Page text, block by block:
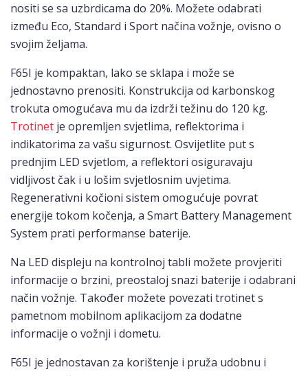
nositi se sa uzbrdicama do 20%. Možete odabrati
između Eco, Standard i Sport načina vožnje, ovisno o
svojim željama.
F65I je kompaktan, lako se sklapa i može se
jednostavno prenositi. Konstrukcija od karbonskog
trokuta omogućava mu da izdrži težinu do 120 kg.
Trotinet je opremljen svjetlima, reflektorima i
indikatorima za vašu sigurnost. Osvijetlite put s
prednjim LED svjetlom, a reflektori osiguravaju
vidljivost čak i u lošim svjetlosnim uvjetima.
Regenerativni kočioni sistem omogućuje povrat
energije tokom kočenja, a Smart Battery Management
System prati performanse baterije.
Na LED displeju na kontrolnoj tabli možete provjeriti
informacije o brzini, preostaloj snazi baterije i odabrani
način vožnje. Također možete povezati trotinet s
pametnom mobilnom aplikacijom za dodatne
informacije o vožnji i dometu.
F65I je jednostavan za korištenje i pruža udobnu i